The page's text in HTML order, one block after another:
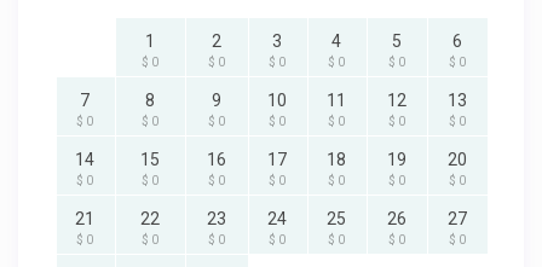
1
$ 0
2
$ 0
3
$ 0
4
$ 0
5
$ 0
6
$ 0
7
$ 0
8
$ 0
9
$ 0
10
$ 0
11
$ 0
12
$ 0
13
$ 0
14
$ 0
15
$ 0
16
$ 0
17
$ 0
18
$ 0
19
$ 0
20
$ 0
21
$ 0
22
$ 0
23
$ 0
24
$ 0
25
$ 0
26
$ 0
27
$ 0